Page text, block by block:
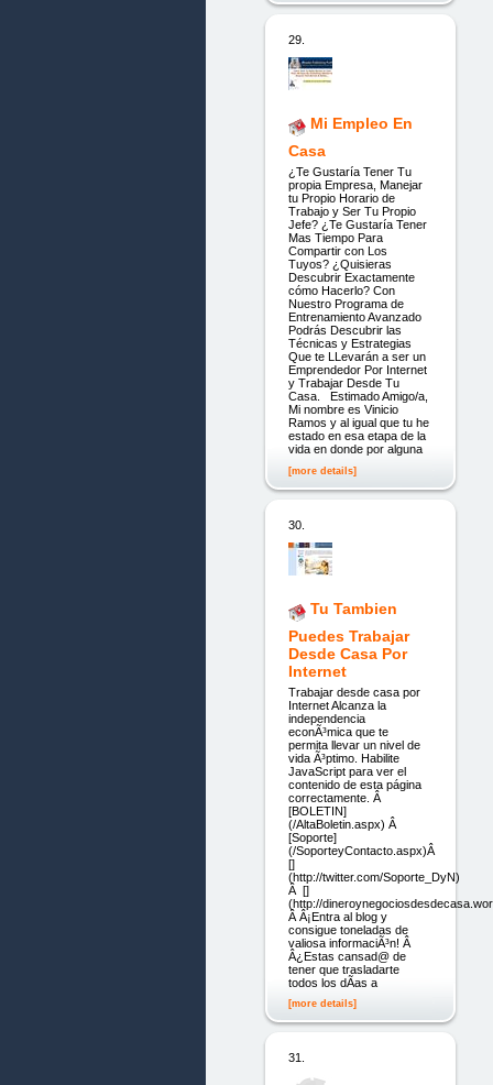
29.
Mi Empleo En
Casa
¿Te Gustaría Tener Tu
propia Empresa, Manejar
tu Propio Horario de
Trabajo y Ser Tu Propio
Jefe? ¿Te Gustaría Tener
Mas Tiempo Para
Compartir con Los
Tuyos? ¿Quisieras
Descubrir Exactamente
cómo Hacerlo? Con
Nuestro Programa de
Entrenamiento Avanzado
Podrás Descubrir las
Técnicas y Estrategias
Que te LLevarán a ser un
Emprendedor Por Internet
y Trabajar Desde Tu
Casa. Estimado Amigo/a,
Mi nombre es Vinicio
Ramos y al igual que tu he
estado en esa etapa de la
vida en donde por alguna
[more details]
30.
Tu Tambien
Puedes Trabajar
Desde Casa Por
Internet
Trabajar desde casa por
Internet Alcanza la
independencia
econÃ³mica que te
permita llevar un nivel de
vida Ã³ptimo. Habilite
JavaScript para ver el
contenido de esta página
correctamente. Â
[BOLETIN]
(/AltaBoletin.aspx) Â
[Soporte]
(/SoporteyContacto.aspx)Â
[]
(http://twitter.com/Soporte_DyN)
Â []
(http://
Â Â¡Entra al blog y
consigue toneladas de
valiosa informaciÃ³n! Â
Â¿Estas cansad@ de
tener que trasladarte
todos los dÃ­as a
[more details]
31.